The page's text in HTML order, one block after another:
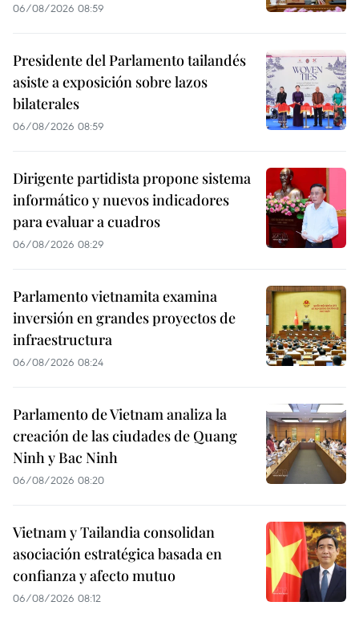
06/08/2026 08:59
Presidente del Parlamento tailandés
asiste a exposición sobre lazos
bilaterales
06/08/2026 08:59
Dirigente partidista propone sistema
informático y nuevos indicadores
para evaluar a cuadros
06/08/2026 08:29
Parlamento vietnamita examina
inversión en grandes proyectos de
infraestructura
06/08/2026 08:24
Parlamento de Vietnam analiza la
creación de las ciudades de Quang
Ninh y Bac Ninh
06/08/2026 08:20
Vietnam y Tailandia consolidan
asociación estratégica basada en
confianza y afecto mutuo
06/08/2026 08:12